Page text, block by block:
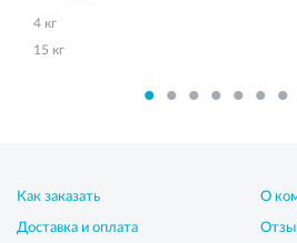
4 кг
15 кг
Как заказать
Доставка и оплата
О